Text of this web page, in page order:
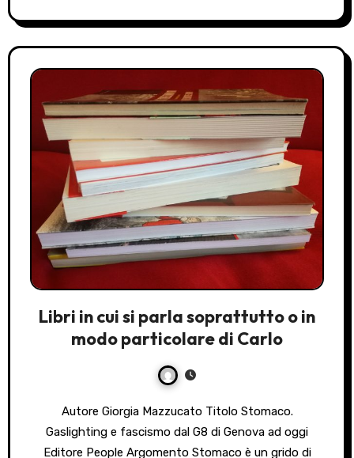
Libri in cui si parla soprattutto o in
modo particolare di Carlo
Autore Giorgia Mazzucato Titolo Stomaco.
Gaslighting e fascismo dal G8 di Genova ad oggi
Editore People Argomento Stomaco è un grido di